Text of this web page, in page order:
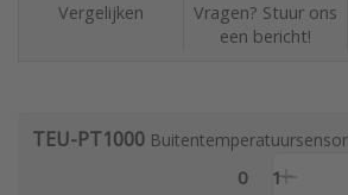
Vergelijken
Vragen? Stuur ons
een bericht!
TEU-PT1000
0 1